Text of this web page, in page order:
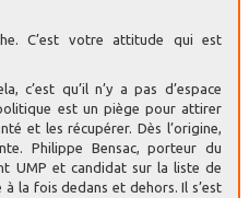
C’est votre attitude qui est
c’est qu’il n’y a pas d’espace
est un piège pour attirer
et les récupérer. Dès l’origine,
Philippe Bensac, porteur du
UMP et candidat sur la liste de
la fois dedans et dehors. Il s’est